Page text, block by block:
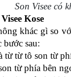
Son Visee có
Kose
khác gì so
bước sau:
và từ từ tô son từ
son từ phía bên